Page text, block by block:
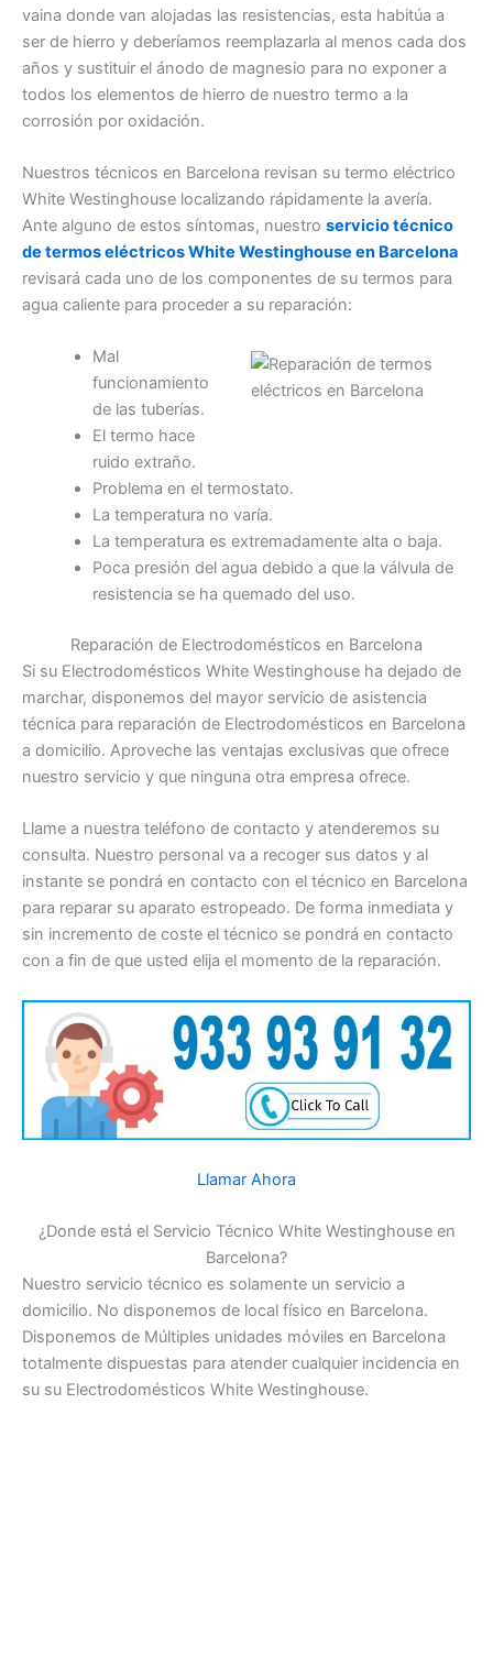
vaina donde van alojadas las resistencias, esta habitúa a
ser de hierro y deberíamos reemplazarla al menos cada dos
años y sustituir el ánodo de magnesio para no exponer a
todos los elementos de hierro de nuestro termo a la
corrosión por oxidación.
Nuestros técnicos en Barcelona revisan su termo eléctrico
White Westinghouse localizando rápidamente la avería.
Ante alguno de estos síntomas, nuestro servicio técnico
de termos eléctricos White Westinghouse en Barcelona
revisará cada uno de los componentes de su termos para
agua caliente para proceder a su reparación:
Mal
funcionamiento
de las tuberías.
El termo hace
ruido extraño.
Problema en el termostato.
La temperatura no varía.
La temperatura es extremadamente alta o baja.
Poca presión del agua debido a que la válvula de
resistencia se ha quemado del uso.
Reparación de Electrodomésticos en Barcelona
Si su Electrodomésticos White Westinghouse ha dejado de
marchar, disponemos del mayor servicio de asistencia
técnica para reparación de Electrodomésticos en Barcelona
a domicilio. Aproveche las ventajas exclusivas que ofrece
nuestro servicio y que ninguna otra empresa ofrece.
Llame a nuestra teléfono de contacto y atenderemos su
consulta. Nuestro personal va a recoger sus datos y al
instante se pondrá en contacto con el técnico en Barcelona
para reparar su aparato estropeado. De forma inmediata y
sin incremento de coste el técnico se pondrá en contacto
con a fin de que usted elija el momento de la reparación.
Llamar Ahora
¿Donde está el Servicio Técnico White Westinghouse en
Barcelona?
Nuestro servicio técnico es solamente un servicio a
domicilio. No disponemos de local físico en Barcelona.
Disponemos de Múltiples unidades móviles en Barcelona
totalmente dispuestas para atender cualquier incidencia en
su su Electrodomésticos White Westinghouse.